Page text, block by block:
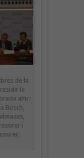
de la
la
ahir:
Bosch,
i